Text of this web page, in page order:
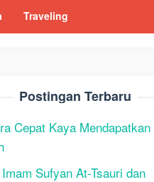
Traveling
Postingan Terbaru
Cepat Kaya Mendapatkan
Sufyan At-Tsauri dan